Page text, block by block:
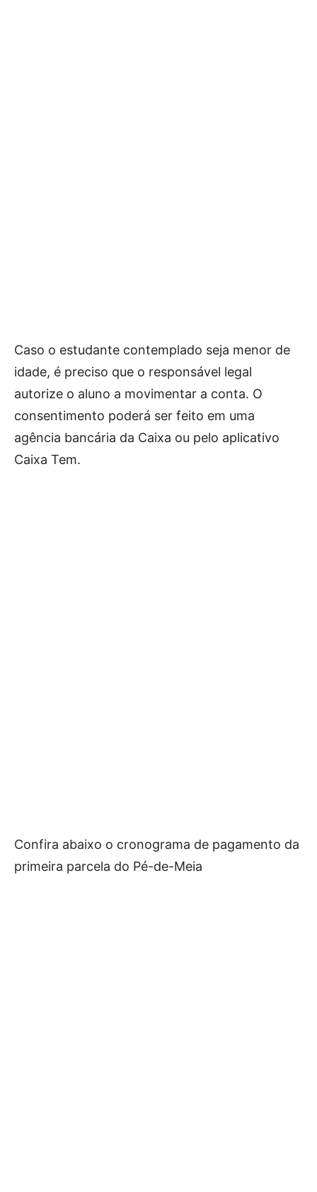
Caso o estudante contemplado seja menor de
idade, é preciso que o responsável legal
autorize o aluno a movimentar a conta. O
consentimento poderá ser feito em uma
agência bancária da Caixa ou pelo aplicativo
Caixa Tem.
Confira abaixo o cronograma de pagamento da
primeira parcela do Pé-de-Meia